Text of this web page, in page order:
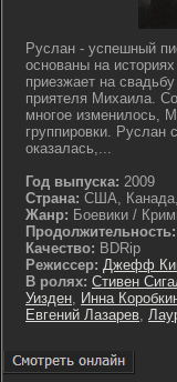
Руслан - успешный
основаны на
приезжает на
приятеля Михаила.
многое изменилось,
группировки. Руслан
оказалась,...
Год выпуска: 2009
Страна: США,
Жанр: Боевики /
Продолжительность:
Качество: BDRip
Режиссер: Джефф
В ролях: Стивен
Уизден, Инна
Евгений Лазарев,